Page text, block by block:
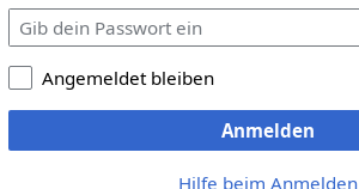
Angemeldet bleiben
Anmelden
Hilfe beim Anmelden